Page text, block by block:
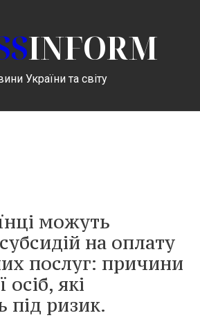
INFORM
України та світу
можуть
на оплату
послуг: причини
осіб, які
під ризик.